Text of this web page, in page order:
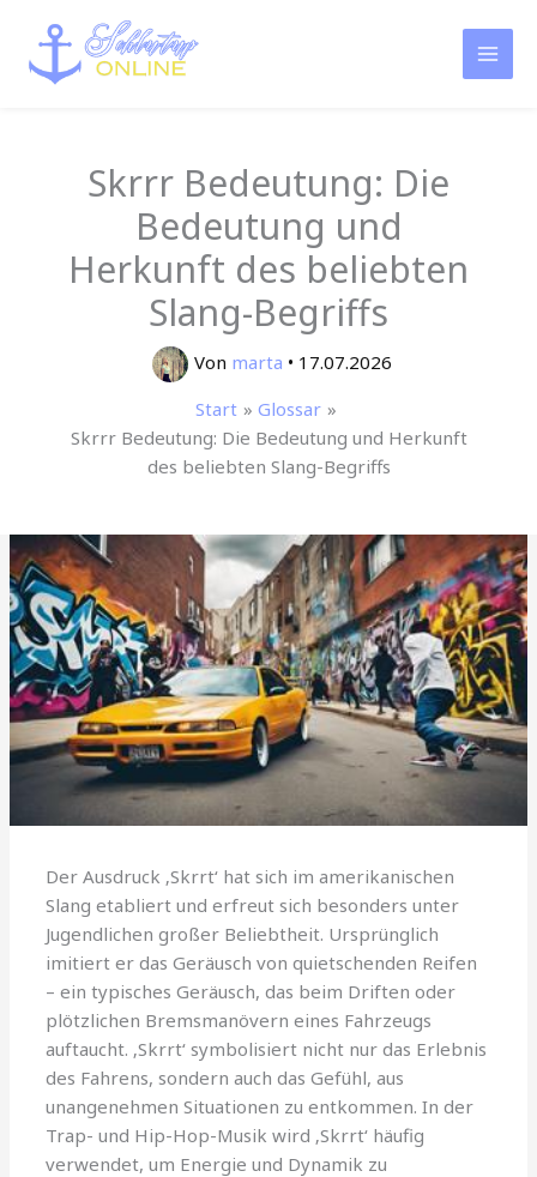
Inhalt
springen
Skrrr Bedeutung: Die
Bedeutung und
Herkunft des beliebten
Slang-Begriffs
Von marta • 17.07.2026
Start
Glossar
Skrrr Bedeutung: Die Bedeutung und Herkunft
des beliebten Slang-Begriffs
Der Ausdruck ‚Skrrt‘ hat sich im amerikanischen
Slang etabliert und erfreut sich besonders unter
Jugendlichen großer Beliebtheit. Ursprünglich
imitiert er das Geräusch von quietschenden Reifen
– ein typisches Geräusch, das beim Driften oder
plötzlichen Bremsmanövern eines Fahrzeugs
auftaucht. ‚Skrrt‘ symbolisiert nicht nur das Erlebnis
des Fahrens, sondern auch das Gefühl, aus
unangenehmen Situationen zu entkommen. In der
Trap- und Hip-Hop-Musik wird ‚Skrrt‘ häufig
verwendet, um Energie und Dynamik zu